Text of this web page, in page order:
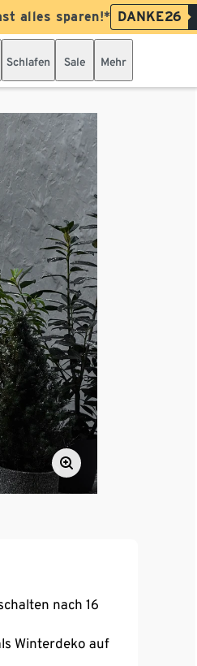
alles sparen!* DANKE26
Schlafen Sale Mehr
nach 16
Winterdeko auf